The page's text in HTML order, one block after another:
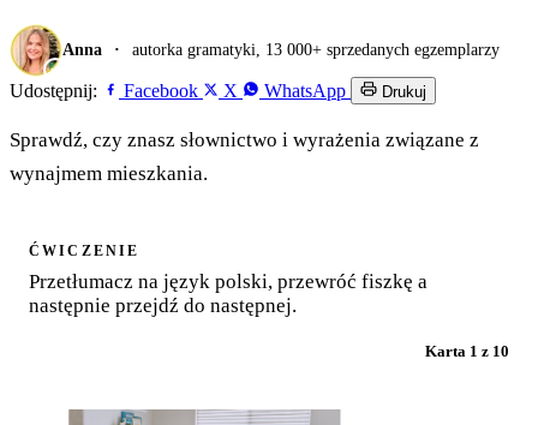
Anna autorka gramatyki, 13 000+ sprzedanych egzemplarzy
Udostępnij: Facebook X WhatsApp Drukuj
Sprawdź, czy znasz słownictwo i wyrażenia związane z
wynajmem mieszkania.
ĆWICZENIE
Przetłumacz na język polski, przewróć fiszkę a
następnie przejdź do następnej.
Karta 1 z 10